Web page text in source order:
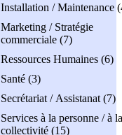
Installation / Maintenance
Marketing / Stratégie
commerciale (7)
Ressources Humaines (6)
Santé (3)
Secrétariat / Assistanat (7)
Services à la personne / à la
collectivité (15)